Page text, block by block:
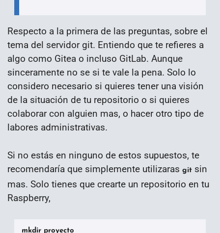
Respecto a la primera de las preguntas, sobre el
tema del servidor git. Entiendo que te refieres a
algo como Gitea o incluso GitLab. Aunque
sinceramente no se si te vale la pena. Solo lo
considero necesario si quieres tener una visión
de la situación de tu repositorio o si quieres
colaborar con alguien mas, o hacer otro tipo de
labores administrativas.
Si no estás en ninguno de estos supuestos, te
recomendaría que simplemente utilizaras git sin
mas. Solo tienes que crearte un repositorio en tu
Raspberry,
mkdir proyecto